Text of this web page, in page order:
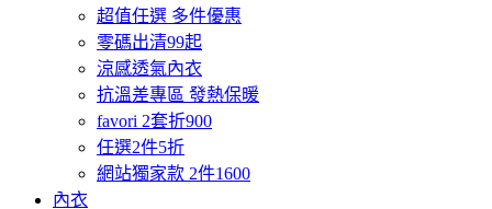
超值任選 多件優惠
零碼出清99起
涼感透氣內衣
抗溫差專區 發熱保暖
favori 2套折900
任選2件5折
網站獨家款 2件1600
內衣